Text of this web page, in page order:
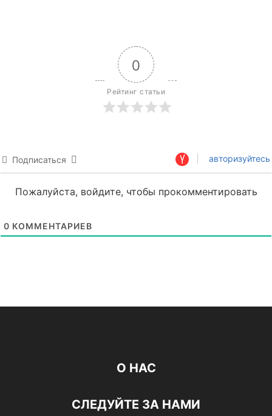
0
Рейтинг статьи
Подписаться авторизуйтесь
Пожалуйста, войдите, чтобы прокомментировать
0 КОММЕНТАРИЕВ
О НАС
СЛЕДУЙТЕ ЗА НАМИ